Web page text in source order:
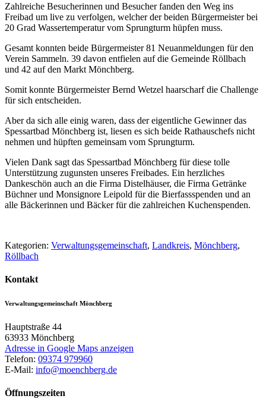
Zahlreiche Besucherinnen und Besucher fanden den Weg ins
Freibad um live zu verfolgen, welcher der beiden Bürgermeister bei
20 Grad Wassertemperatur vom Sprungturm hüpfen muss.
Gesamt konnten beide Bürgermeister 81 Neuanmeldungen für den
Verein Sammeln. 39 davon entfielen auf die Gemeinde Röllbach
und 42 auf den Markt Mönchberg.
Somit konnte Bürgermeister Bernd Wetzel haarscharf die Challenge
für sich entscheiden.
Aber da sich alle einig waren, dass der eigentliche Gewinner das
Spessartbad Mönchberg ist, liesen es sich beide Rathauschefs nicht
nehmen und hüpften gemeinsam vom Sprungturm.
Vielen Dank sagt das Spessartbad Mönchberg für diese tolle
Unterstützung zugunsten unseres Freibades. Ein herzliches
Dankeschön auch an die Firma Distelhäuser, die Firma Getränke
Büchner und Monsignore Leipold für die Bierfassspenden und an
alle Bäckerinnen und Bäcker für die zahlreichen Kuchenspenden.
Kategorien: Verwaltungsgemeinschaft, Landkreis, Mönchberg,
Röllbach
Kontakt
Verwaltungsgemeinschaft Mönchberg
Hauptstraße 44
63933 Mönchberg
Adresse in Google Maps anzeigen
Telefon: 09374 979960
E-Mail: info@moenchberg.de
Öffnungszeiten